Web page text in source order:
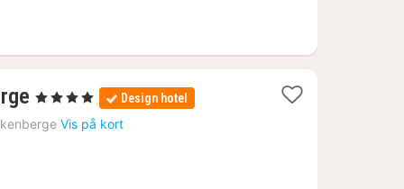
1
nat
fra
, 4 Stjerner Design hotel
Vis på kort